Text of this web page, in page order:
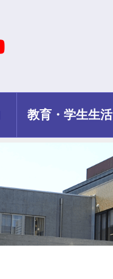
教育・学生生活